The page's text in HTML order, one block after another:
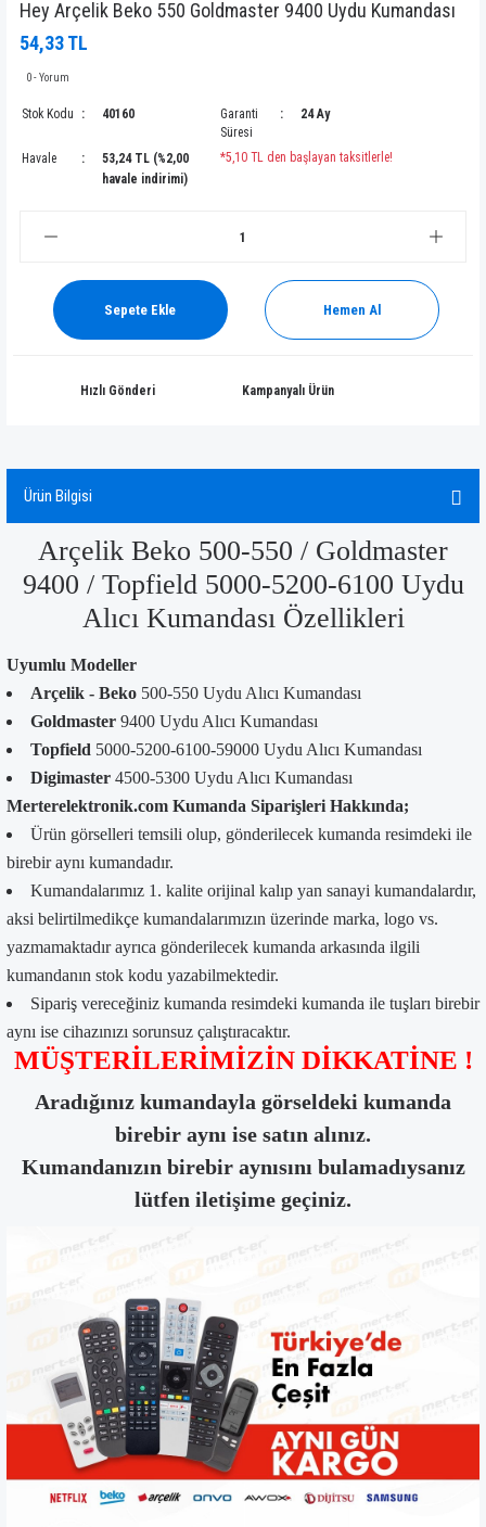
Hey Arçelik Beko 550 Goldmaster 9400 Uydu Kumandası
54,33 TL
0 - Yorum
Stok Kodu 40160
Garanti
Süresi
24 Ay
Havale
53,24 TL (%2,00
havale indirimi)
*5,10 TL den başlayan taksitlerle!
Sepete Ekle Hemen Al
Hızlı Gönderi Kampanyalı Ürün
Ürün Bilgisi
Arçelik Beko 500-550 / Goldmaster
9400 / Topfield 5000-5200-6100 Uydu
Alıcı Kumandası Özellikleri
Uyumlu Modeller
Arçelik - Beko 500-550 Uydu Alıcı Kumandası
Goldmaster 9400 Uydu Alıcı Kumandası
Topfield 5000-5200-6100-59000 Uydu Alıcı Kumandası
Digimaster 4500-5300 Uydu Alıcı Kumandası
Merterelektronik.com Kumanda Siparişleri Hakkında;
Ürün görselleri temsili olup, gönderilecek kumanda resimdeki ile
birebir aynı kumandadır.
Kumandalarımız 1. kalite orijinal kalıp yan sanayi kumandalardır,
aksi belirtilmedikçe kumandalarımızın üzerinde marka, logo vs.
yazmamaktadır ayrıca gönderilecek kumanda arkasında ilgili
kumandanın stok kodu yazabilmektedir.
Sipariş vereceğiniz kumanda resimdeki kumanda ile tuşları birebir
aynı ise cihazınızı sorunsuz çalıştıracaktır.
MÜŞTERİLERİMİZİN DİKKATİNE !
Aradığınız kumandayla görseldeki kumanda
birebir aynı ise satın alınız.
Kumandanızın birebir aynısını bulamadıysanız
lütfen iletişime geçiniz.